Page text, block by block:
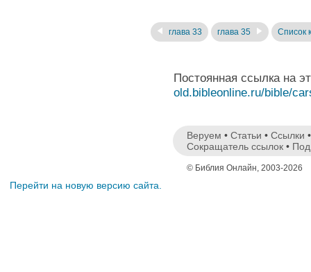
глава 33 глава 35 Список
Постоянная ссылка на
old.bibleonline.ru/bible/
Веруем • Статьи • Ссылки
Сокращатель ссылок •
© Библия Онлайн, 2003-2026
Перейти на новую версию сайта.